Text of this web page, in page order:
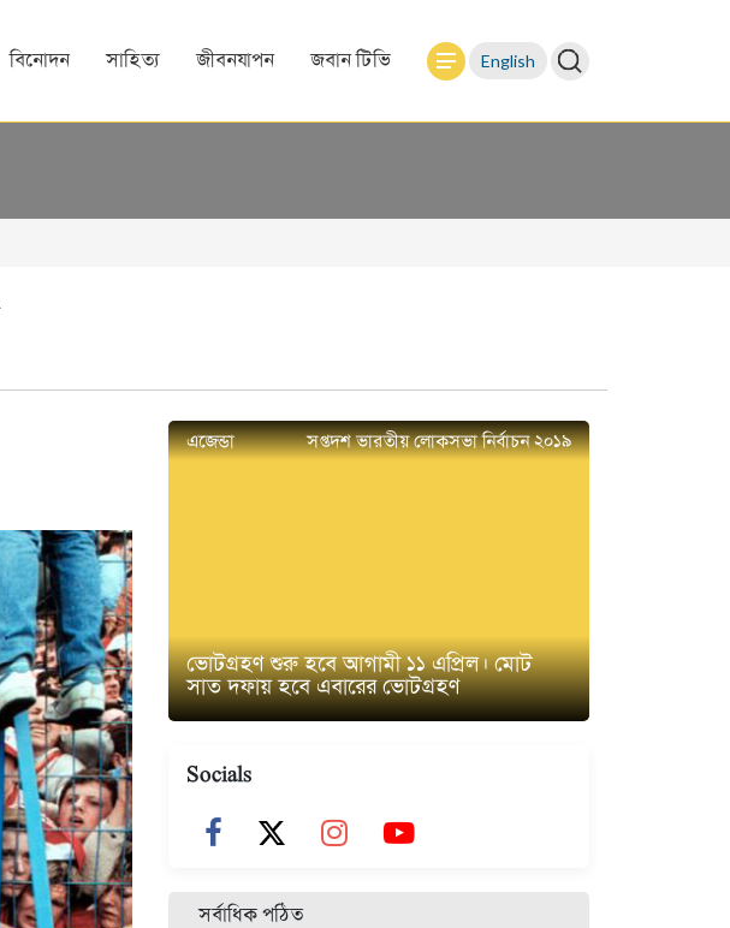
বিনোদন সাহিত্য জীবনযাপন জবান টিভি English
এজেন্ডা সপ্তদশ ভারতীয় লোকসভা নির্বাচন ২০১৯
ভোটগ্রহণ শুরু হবে আগামী ১১ এপ্রিল। মোট
সাত দফায় হবে এবারের ভোটগ্রহণ
Socials
সর্বাধিক পঠিত